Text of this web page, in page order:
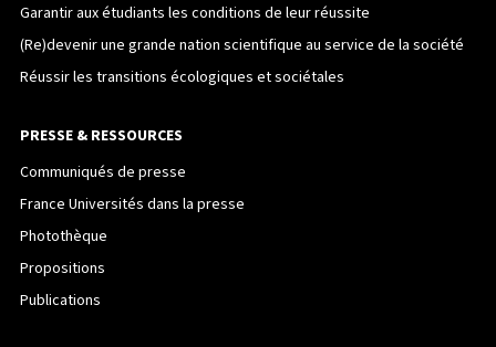
Garantir aux étudiants les conditions de leur réussite
(Re)devenir une grande nation scientifique au service de la société
Réussir les transitions écologiques et sociétales
PRESSE & RESSOURCES
Communiqués de presse
France Universités dans la presse
Photothèque
Propositions
Publications